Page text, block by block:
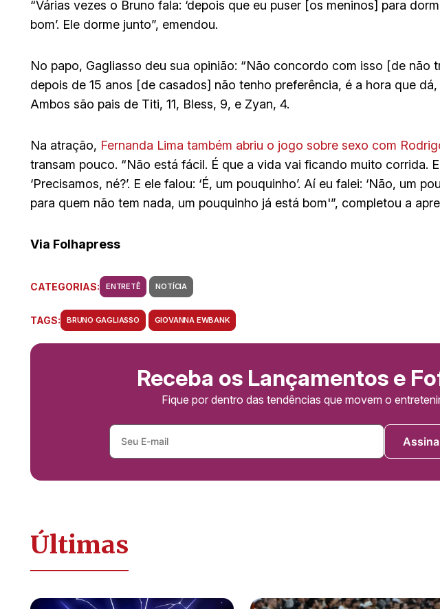
“Várias vezes o Bruno fala: ‘depois que eu puser [os meninos] para
bom’. Ele dorme junto”, emendou.
No papo, Gagliasso deu sua opinião: “Não concordo com isso [de não
depois de 15 anos [de casados] não tenho preferência, é a hora que
Ambos são pais de Titi, 11, Bless, 9, e Zyan, 4.
Na atração, Fernanda Lima também abriu o jogo sobre sexo com
transam pouco. “Não está fácil. É que a vida vai ficando muito corrida.
‘Precisamos, né?’. E ele falou: ‘É, um pouquinho’. Aí eu falei: ‘Não, um
para quem não tem nada, um pouquinho já está bom'”, completou a
Via Folhapress
CATEGORIAS: ENTRETÊ NOTÍCIA
TAGS: BRUNO GAGLIASSO GIOVANNA EWBANK
Receba os Lançamentos e
Fique por dentro das tendências que movem o
Últimas